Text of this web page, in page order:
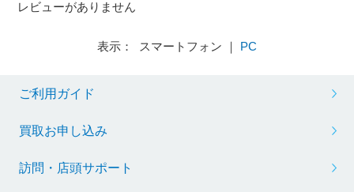
レビューがありません
表示： スマートフォン ｜ PC
ご利用ガイド
買取お申し込み
訪問・店頭サポート